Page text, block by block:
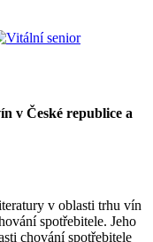
v České republice a
v oblasti trhu vín
spotřebitele. Jeho
chování spotřebitele